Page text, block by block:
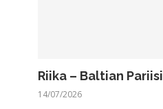
Riika – Baltian Pariisi
14/07/2026